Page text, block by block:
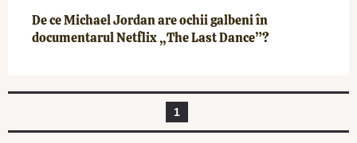
De ce Michael Jordan are ochii galbeni în
documentarul Netflix „The Last Dance”?
1